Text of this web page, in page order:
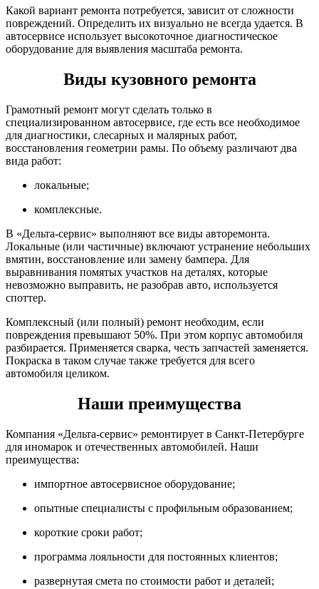
Какой вариант ремонта потребуется, зависит от сложности
повреждений. Определить их визуально не всегда удается. В
автосервисе использует высокоточное диагностическое
оборудование для выявления масштаба ремонта.
Виды кузовного ремонта
Грамотный ремонт могут сделать только в
специализированном автосервисе, где есть все необходимое
для диагностики, слесарных и малярных работ,
восстановления геометрии рамы. По объему различают два
вида работ:
локальные;
комплексные.
В «Дельта-сервис» выполняют все виды авторемонта.
Локальные (или частичные) включают устранение небольших
вмятин, восстановление или замену бампера. Для
выравнивания помятых участков на деталях, которые
невозможно выправить, не разобрав авто, используется
споттер.
Комплексный (или полный) ремонт необходим, если
повреждения превышают 50%. При этом корпус автомобиля
разбирается. Применяется сварка, честь запчастей заменяется.
Покраска в таком случае также требуется для всего
автомобиля целиком.
Наши преимущества
Компания «Дельта-сервис» ремонтирует в Санкт-Петербурге
для иномарок и отечественных автомобилей. Наши
преимущества:
импортное автосервисное оборудование;
опытные специалисты с профильным образованием;
короткие сроки работ;
программа лояльности для постоянных клиентов;
развернутая смета по стоимости работ и деталей;